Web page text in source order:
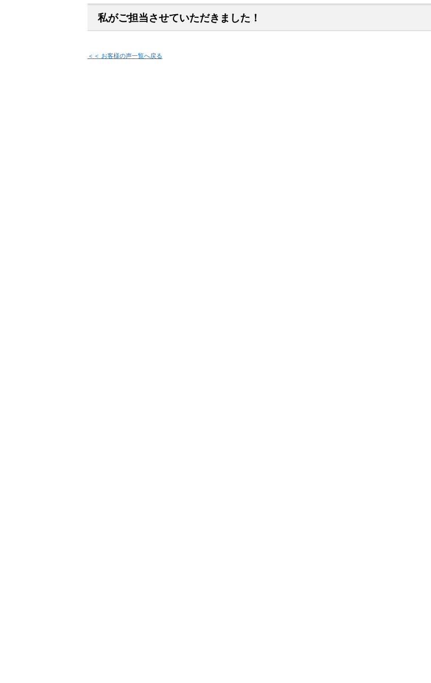
私がご担当させていただきました！
＜＜ お客様の声一覧へ戻る